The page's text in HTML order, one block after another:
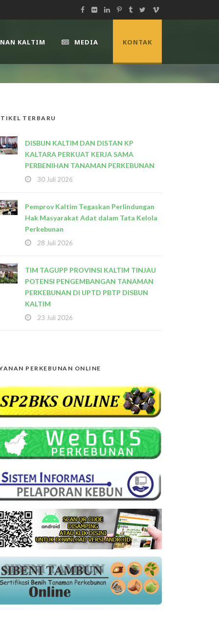
KALTIM MEDIA KONTAK
TERBARU
DISBUN KALTIM DAN DISTAN KP
KALTARA PERKUAT KERJA SAMA
PERBENIHAN TANAMAN PERKEBUNAN
30 Juli 2026
Pemprov Kaltim Tegaskan Perlindungan
Hak Masyarakat Adat dalam Tata Kelola
Perkebunan
28 Juli 2026
TIM TAGUPP PROVINSI KALTIM TINJAU
POTENSI PENGEMBANGAN TANAMAN
PERKEBUNAN DI UPTD PBTP DISBUN
KALTIM
23 Juli 2026
PERKEBUNAN ONLINE